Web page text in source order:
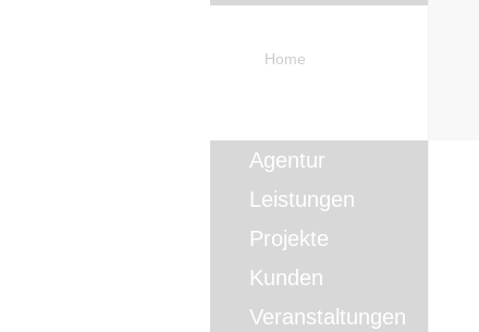
Home
Agentur
Leistungen
Projekte
Kunden
Veranstaltungen